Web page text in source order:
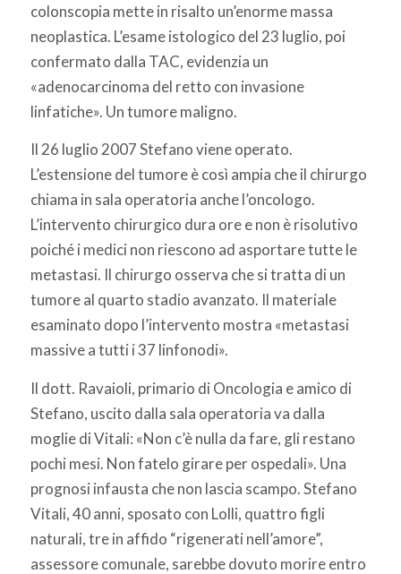
colonscopia mette in risalto un’enorme massa
neoplastica. L’esame istologico del 23 luglio, poi
confermato dalla TAC, evidenzia un
«adenocarcinoma del retto con invasione
linfatiche». Un tumore maligno.
Il 26 luglio 2007 Stefano viene operato.
L’estensione del tumore è così ampia che il chirurgo
chiama in sala operatoria anche l’oncologo.
L’intervento chirurgico dura ore e non è risolutivo
poiché i medici non riescono ad asportare tutte le
metastasi. Il chirurgo osserva che si tratta di un
tumore al quarto stadio avanzato. Il materiale
esaminato dopo l’intervento mostra «metastasi
massive a tutti i 37 linfonodi».
Il dott. Ravaioli, primario di Oncologia e amico di
Stefano, uscito dalla sala operatoria va dalla
moglie di Vitali: «Non c’è nulla da fare, gli restano
pochi mesi. Non fatelo girare per ospedali». Una
prognosi infausta che non lascia scampo. Stefano
Vitali, 40 anni, sposato con Lolli, quattro figli
naturali, tre in affido “rigenerati nell’amore”,
assessore comunale, sarebbe dovuto morire entro